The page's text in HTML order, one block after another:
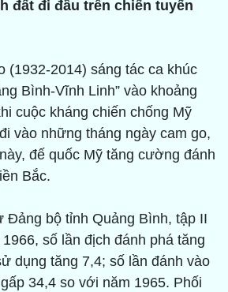
đất đi đầu trên chiến tuyến
(1932-2014) sáng tác ca khúc
Bình-Vĩnh Linh” vào khoảng
cuộc kháng chiến chống Mỹ
vào những tháng ngày cam go,
đế quốc Mỹ tăng cường đánh
Bắc.
Đảng bộ tỉnh Quảng Bình, tập II
số lần địch đánh phá tăng
dụng tăng 7,4; số lần đánh vào
34,4 so với năm 1965. Phối